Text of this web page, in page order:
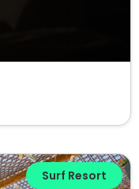
Surf Resort